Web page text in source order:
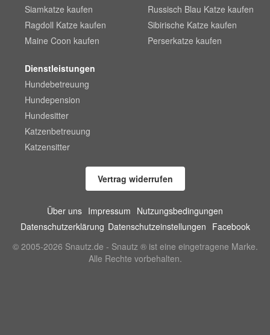
Siamkatze kaufen
Ragdoll Katze kaufen
Maine Coon kaufen
Russisch Blau Katze kaufen
Sibirische Katze kaufen
Perserkatze kaufen
Dienstleistungen
Hundebetreuung
Hundepension
Hundesitter
Katzenbetreuung
Katzensitter
Vertrag widerrufen
Über uns Impressum Nutzungsbedingungen
Datenschutzerklärung Datenschutzeinstellungen Facebook
© 2005-2026 Snautz.de - Snautz ® ist eine eingetragene Marke.
Alle Rechte vorbehalten.